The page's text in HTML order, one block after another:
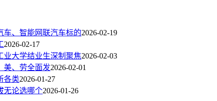
车、智能网联汽车标的2026-02-19
2026-02-17
业大学结业生深制聚焦2026-02-03
美、劳全面发2026-02-01
各类2026-01-27
无论选哪个2026-01-26